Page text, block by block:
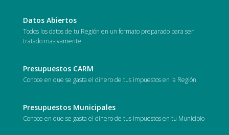
Datos Abiertos
Todos los datos de tu Región en un formato preparado para ser
tratado masivamente
Presupuestos CARM
Conoce en que se gasta el dinero de tus impuestos en la Región
Presupuestos Municipales
Conoce en que se gasta el dinero de tus impuestos en tu Municipio